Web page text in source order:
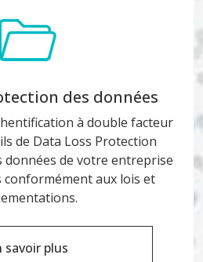
des données
à double facteur
de Data Loss Protection
données de votre entreprise
aux lois et
savoir plus